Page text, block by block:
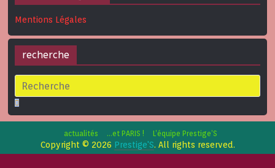
Mentions Légales
recherche
actualités …et PARIS ! L’équipe Prestige’S
Copyright © 2026 Prestige'S. All rights reserved.